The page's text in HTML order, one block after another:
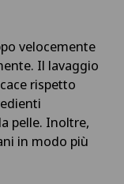
velocemente
Il lavaggio
rispetto
pelle. Inoltre,
in modo più